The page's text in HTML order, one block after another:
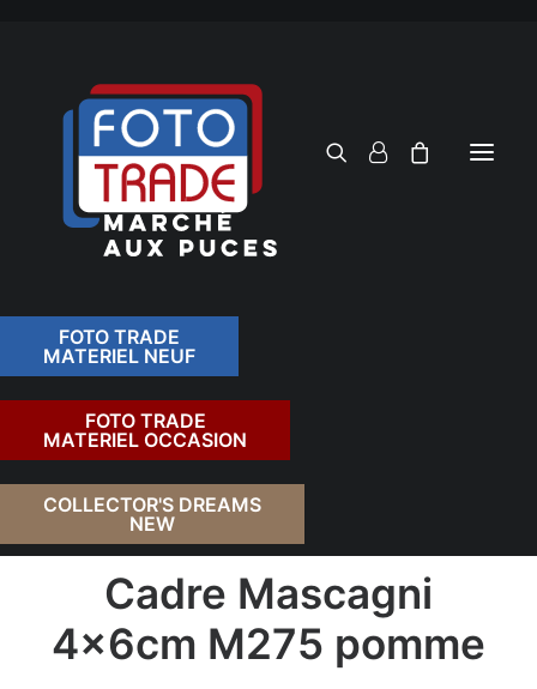
FOTO TRADE
MATERIEL NEUF
FOTO TRADE
MATERIEL OCCASION
COLLECTOR'S DREAMS
NEW
RETOUR
Cadre Mascagni
4×6cm M275 pomme